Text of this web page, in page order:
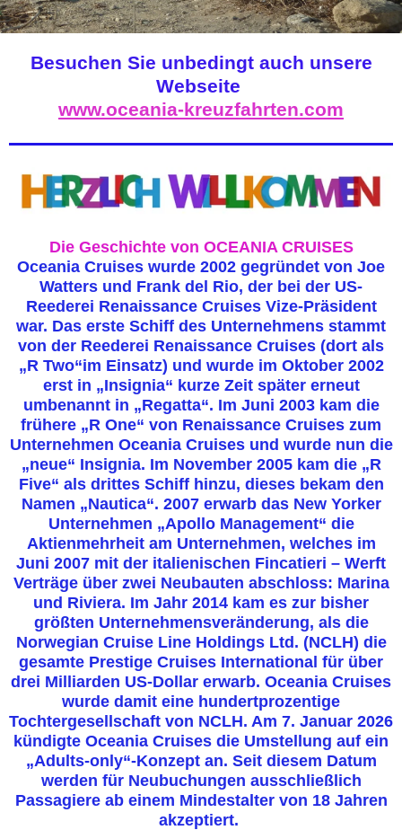
Besuchen Sie unbedingt auch unsere
Webseite
www.oceania-kreuzfahrten.com
Die Geschichte von OCEANIA CRUISES
Oceania Cruises wurde 2002 gegründet von Joe
Watters und Frank del Rio, der bei der US-
Reederei Renaissance Cruises Vize-Präsident
war. Das erste Schiff des Unternehmens stammt
von der Reederei Renaissance Cruises (dort als
„R Two“im Einsatz) und wurde im Oktober 2002
erst in „Insignia“ kurze Zeit später erneut
umbenannt in „Regatta“. Im Juni 2003 kam die
frühere „R One“ von Renaissance Cruises zum
Unternehmen Oceania Cruises und wurde nun die
„neue“ Insignia. Im November 2005 kam die „R
Five“ als drittes Schiff hinzu, dieses bekam den
Namen „Nautica“. 2007 erwarb das New Yorker
Unternehmen „Apollo Management“ die
Aktienmehrheit am Unternehmen, welches im
Juni 2007 mit der italienischen Fincatieri – Werft
Verträge über zwei Neubauten abschloss: Marina
und Riviera. Im Jahr 2014 kam es zur bisher
größten Unternehmensveränderung, als die
Norwegian Cruise Line Holdings Ltd. (NCLH) die
gesamte Prestige Cruises International für über
drei Milliarden US-Dollar erwarb. Oceania Cruises
wurde damit eine hundertprozentige
Tochtergesellschaft von NCLH. Am 7. Januar 2026
kündigte Oceania Cruises die Umstellung auf ein
„Adults-only“-Konzept an. Seit diesem Datum
werden für Neubuchungen ausschließlich
Passagiere ab einem Mindestalter von 18 Jahren
akzeptiert.